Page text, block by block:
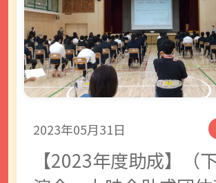
2023年05月31日
【2023年度助成】（